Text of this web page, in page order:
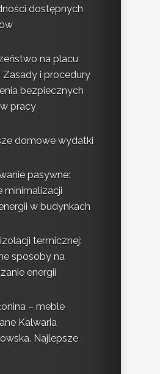
dostępnych
na placu
Zasady i procedury
bezpiecznych
pracy
domowe wydatki
pasywne:
minimalizacji
w budynkach
termicznej:
sposoby na
energii
– meble
Kalwaria
Najlepsze